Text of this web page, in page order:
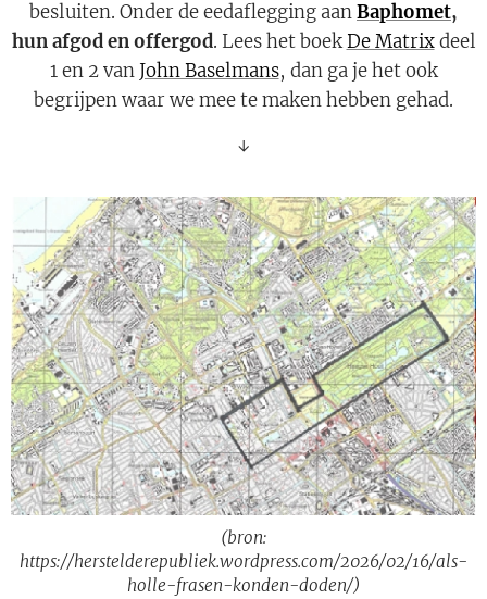
besluiten. Onder de eedaflegging aanBaphomet,
hun afgod en offergod. Lees het boekDe Matrixdeel
1 en 2 vanJohn Baselmans, dan ga je het ook
begrijpen waar we mee te maken hebben gehad.
↓
(bron:
https://herstelderepubliek.wordpress.com/2026/02/16/als-
holle-frasen-konden-doden/)